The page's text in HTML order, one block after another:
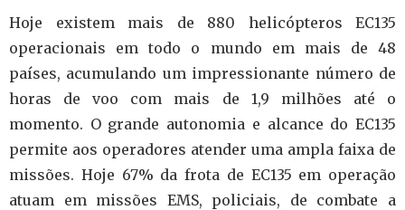
Hoje existem mais de 880 helicópteros EC135
operacionais em todo o mundo em mais de 48
países, acumulando um impressionante número de
horas de voo com mais de 1,9 milhões até o
momento. O grande autonomia e alcance do EC135
permite aos operadores atender uma ampla faixa de
missões. Hoje 67% da frota de EC135 em operação
atuam em missões EMS, policiais, de combate a